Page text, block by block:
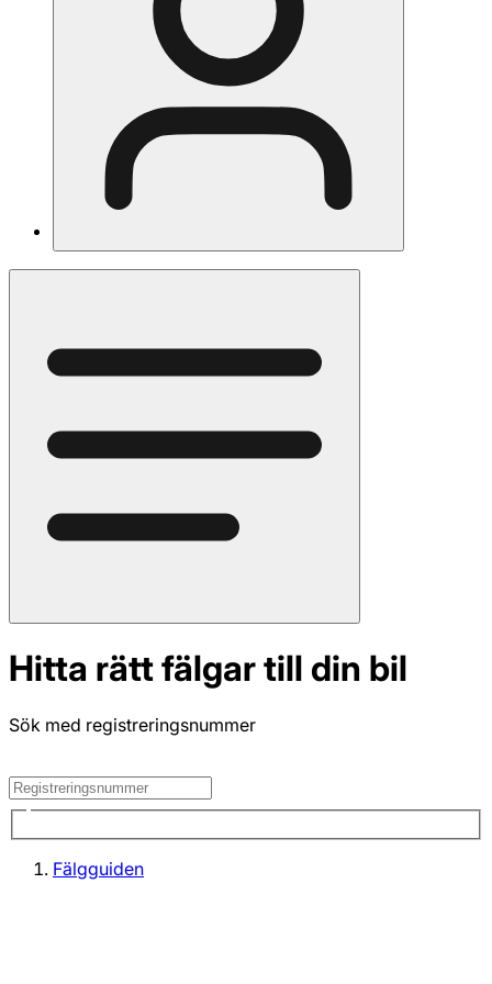
Hitta rätt fälgar till din bil
Sök med registreringsnummer
Fälgguiden